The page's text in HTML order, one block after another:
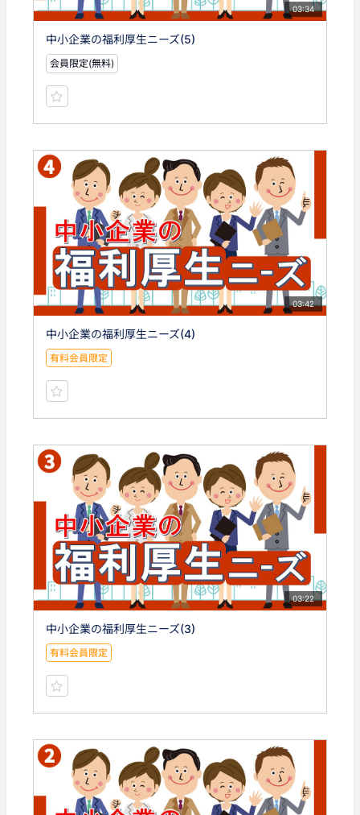
03:34
中小企業の福利厚生ニーズ(5)
会員限定(無料)
03:42
中小企業の福利厚生ニーズ(4)
有料会員限定
03:22
中小企業の福利厚生ニーズ(3)
有料会員限定